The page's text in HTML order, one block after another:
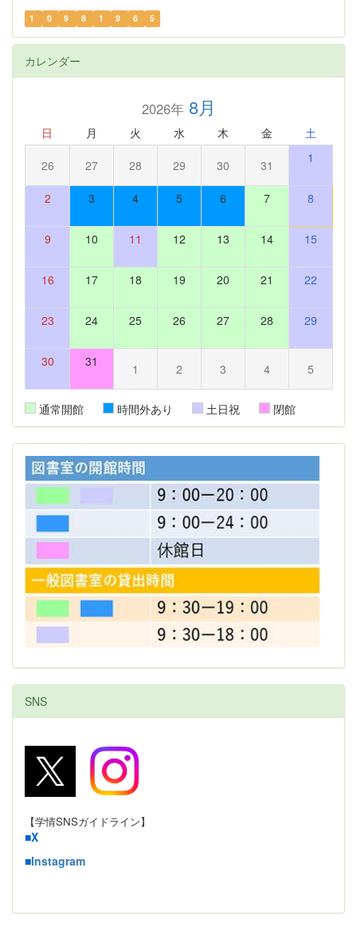
1 0 9 8 1 9 6 5
カレンダー
2026年8月
日 月 火 水 木 金 土
26 27 28 29 30 31 1
2 3 4 5 6 7 8
9 10 11 12 13 14 15
16 17 18 19 20 21 22
23 24 25 26 27 28 29
30 31 1 2 3 4 5
通常開館 時間外あり 土日祝 閉館
SNS
【学情SNSガイドライン】
■X
■Instagram